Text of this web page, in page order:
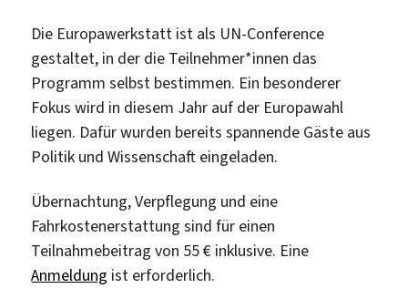
Die Europawerkstatt ist als UN-Conference
gestaltet, in der die Teilnehmer*innen das
Programm selbst bestimmen. Ein besonderer
Fokus wird in diesem Jahr auf der Europawahl
liegen. Dafür wurden bereits spannende Gäste aus
Politik und Wissenschaft eingeladen.
Übernachtung, Verpflegung und eine
Fahrkostenerstattung sind für einen
Teilnahmebeitrag von 55 € inklusive. Eine
Anmeldung ist erforderlich.